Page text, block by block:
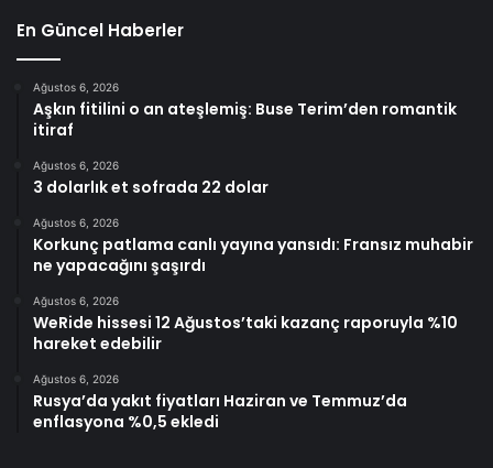
En Güncel Haberler
Ağustos 6, 2026
Aşkın fitilini o an ateşlemiş: Buse Terim’den romantik
itiraf
Ağustos 6, 2026
3 dolarlık et sofrada 22 dolar
Ağustos 6, 2026
Korkunç patlama canlı yayına yansıdı: Fransız muhabir
ne yapacağını şaşırdı
Ağustos 6, 2026
WeRide hissesi 12 Ağustos’taki kazanç raporuyla %10
hareket edebilir
Ağustos 6, 2026
Rusya’da yakıt fiyatları Haziran ve Temmuz’da
enflasyona %0,5 ekledi